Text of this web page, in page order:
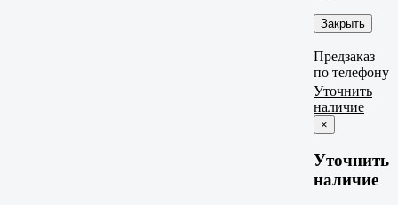
Закрыть
Предзаказ
по телефону
Уточнить
наличие
×
Уточнить
наличие